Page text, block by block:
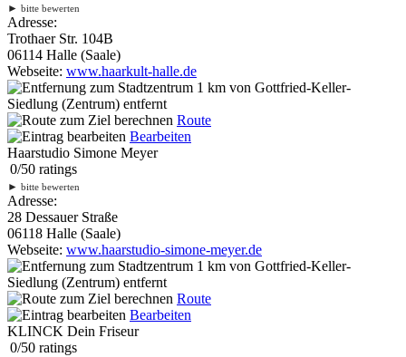
► bitte bewerten
Adresse:
Trothaer Str. 104B
06114 Halle (Saale)
Webseite: www.haarkult-halle.de
1 km von Gottfried-Keller-
Siedlung (Zentrum) entfernt
Route
Bearbeiten
Haarstudio Simone Meyer
0/50 ratings
► bitte bewerten
Adresse:
28 Dessauer Straße
06118 Halle (Saale)
Webseite: www.haarstudio-simone-meyer.de
1 km von Gottfried-Keller-
Siedlung (Zentrum) entfernt
Route
Bearbeiten
KLINCK Dein Friseur
0/50 ratings